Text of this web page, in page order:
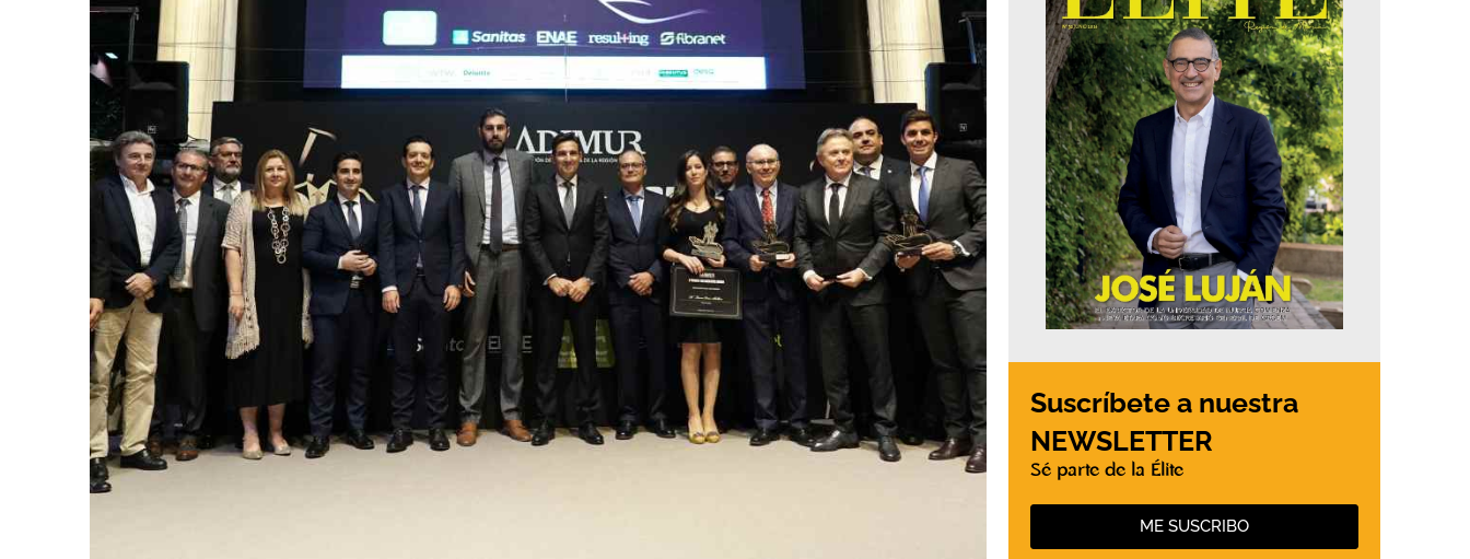
Suscríbete a nuestra
NEWSLETTER
Sé parte de la Élite
ME SUSCRIBO